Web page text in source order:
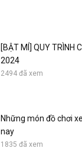
[BẬT MÍ] QUY TRÌNH
2024
2494 đã xem
Những món đồ chơi
nay
1835 đã xem